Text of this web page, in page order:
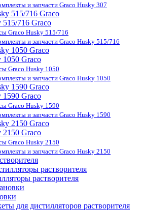
и запчасти Graco Husky 307
515/716 Graco
Graco Husky 515/716
и запчасти Graco Husky 515/716
1050 Graco
Graco Husky 1050
и запчасти Graco Husky 1050
1590 Graco
Graco Husky 1590
и запчасти Graco Husky 1590
2150 Graco
Graco Husky 2150
и запчасти Graco Husky 2150
растворителя